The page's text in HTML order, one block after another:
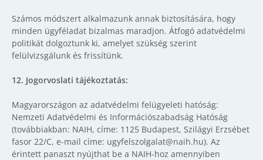
Számos módszert alkalmazunk annak biztosítására, hogy
minden ügyféladat bizalmas maradjon. Átfogó adatvédelmi
politikát dolgoztunk ki, amelyet szükség szerint
felülvizsgálunk és frissítünk.
12. Jogorvoslati tájékoztatás:
Magyarországon az adatvédelmi felügyeleti hatóság:
Nemzeti Adatvédelmi és Információszabadság Hatóság
(továbbiakban: NAIH, címe: 1125 Budapest, Szilágyi Erzsébet
fasor 22/C, e-mail címe: ugyfelszolgalat@naih.hu). Az
érintett panaszt nyújthat be a NAIH-hoz amennyiben